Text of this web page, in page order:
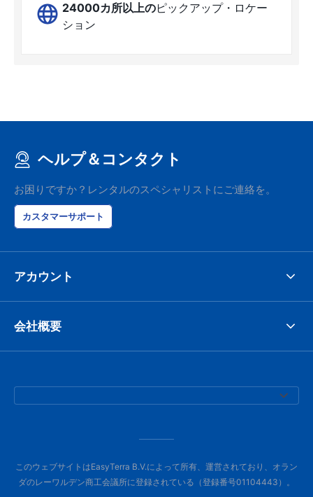
24000カ所以上のピックアップ・ロケー
ション
ヘルプ＆コンタクト
お困りですか？レンタルのスペシャリストにご連絡を。
カスタマーサポート
アカウント
会社概要
このウェブサイトはEasyTerra B.V.によって所有、運営されており、オラン
ダのレーワルデン商工会議所に登録されている（登録番号01104443）。